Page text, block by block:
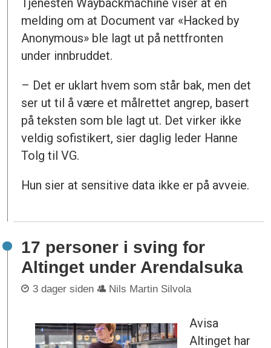
Tjenesten Waybackmachine viser at en
melding om at Document var «Hacked by
Anonymous» ble lagt ut på nettfronten
under innbruddet.
– Det er uklart hvem som står bak, men det
ser ut til å være et målrettet angrep, basert
på teksten som ble lagt ut. Det virker ikke
veldig sofistikert, sier daglig leder Hanne
Tolg til VG.
Hun sier at sensitive data ikke er på avveie.
17 personer i sving for
Altinget under Arendalsuka
3 dager siden Nils Martin Silvola
Avisa
Altinget har